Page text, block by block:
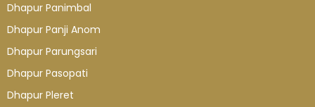
Dhapur Panimbal
Dhapur Panji Anom
Dhapur Parungsari
Dhapur Pasopati
Dhapur Pleret